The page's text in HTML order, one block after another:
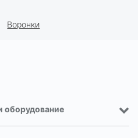
Воронки
оборудование